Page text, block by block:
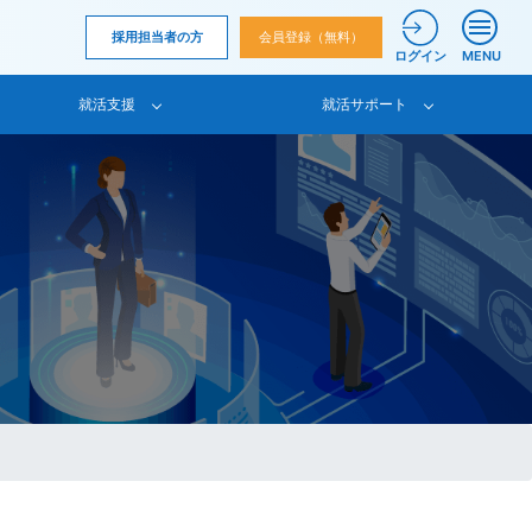
採用担当者の方
会員登録（無料）
ログイン
MENU
就活支援 就活サポート